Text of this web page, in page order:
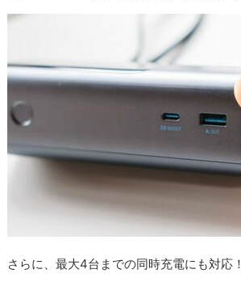
さらに、最大4台までの同時充電にも対応！